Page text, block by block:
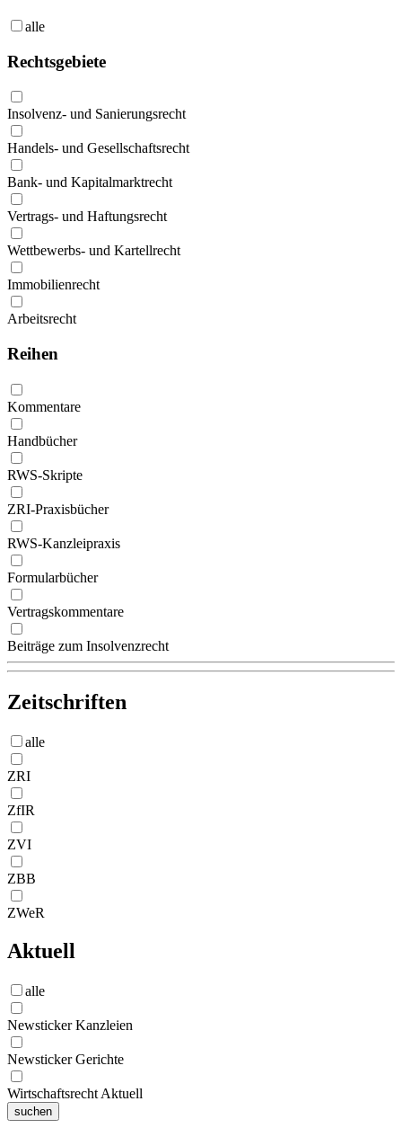
alle
Rechtsgebiete
Insolvenz- und Sanierungsrecht
Handels- und Gesellschaftsrecht
Bank- und Kapitalmarktrecht
Vertrags- und Haftungsrecht
Wettbewerbs- und Kartellrecht
Immobilienrecht
Arbeitsrecht
Reihen
Kommentare
Handbücher
RWS-Skripte
ZRI-Praxisbücher
RWS-Kanzleipraxis
Formularbücher
Vertragskommentare
Beiträge zum Insolvenzrecht
Zeitschriften
alle
ZRI
ZfIR
ZVI
ZBB
ZWeR
Aktuell
alle
Newsticker Kanzleien
Newsticker Gerichte
Wirtschaftsrecht Aktuell